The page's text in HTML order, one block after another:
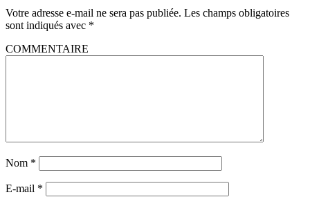
Votre adresse e-mail ne sera pas publiée. Les champs obligatoires
sont indiqués avec *
COMMENTAIRE
Nom *
E-mail *